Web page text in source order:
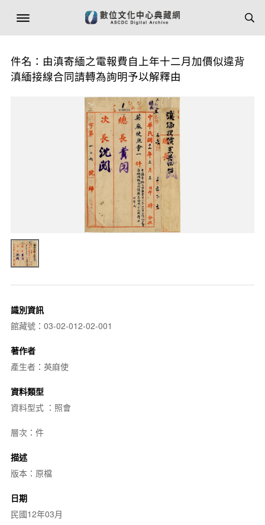
件名：由滇寄緬之電報費自上年十二月加價似違背
滇緬接線合同請轉為詢明予以解釋由
識別資訊
館藏號：03-02-012-02-001
著作者
產生者：英麻使
資料類型
資料型式 ：照會
層次：件
描述
版本：原檔
日期
民國12年03月